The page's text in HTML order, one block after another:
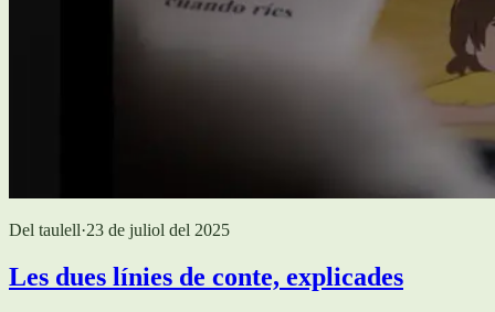
Del taulell·23 de juliol del 2025
Les dues línies de conte, explicades